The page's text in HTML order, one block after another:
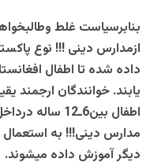
بنابرسیاست غلط
ازمدارس دینی !!! نوع
داده شده تا اطفال
یابند. خوانندگان ارجمند
اطفال بین6ـ12
مدارس دینی!!! به استعمال
دیگر آموزش داده میشوند.